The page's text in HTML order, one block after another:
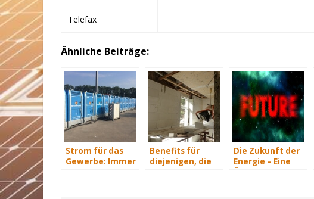
Telefax
Ähnliche Beiträge:
Strom für das
Gewerbe: Immer
Benefits für
diejenigen, die
Die Zukunft der
Energie – Eine